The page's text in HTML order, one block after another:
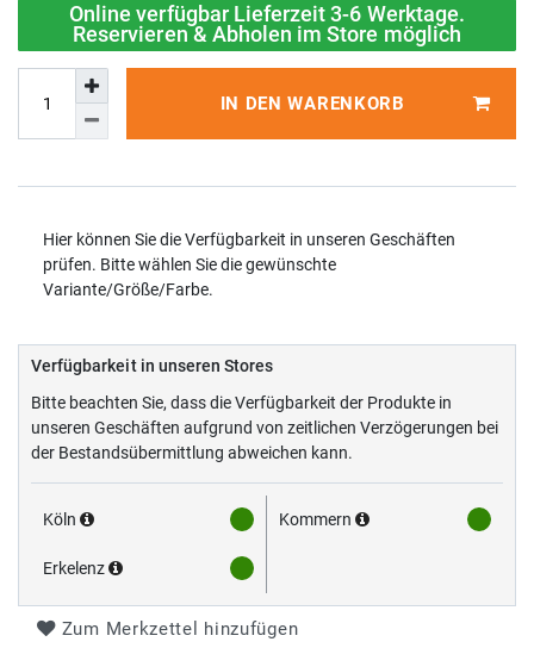
Online verfügbar Lieferzeit 3-6 Werktage.
Reservieren & Abholen im Store möglich
IN DEN WARENKORB
Hier können Sie die Verfügbarkeit in unseren Geschäften
prüfen. Bitte wählen Sie die gewünschte
Variante/Größe/Farbe.
Verfügbarkeit in unseren Stores
Bitte beachten Sie, dass die Verfügbarkeit der Produkte in
unseren Geschäften aufgrund von zeitlichen Verzögerungen bei
der Bestandsübermittlung abweichen kann.
Köln Kommern
Erkelenz
Zum Merkzettel hinzufügen